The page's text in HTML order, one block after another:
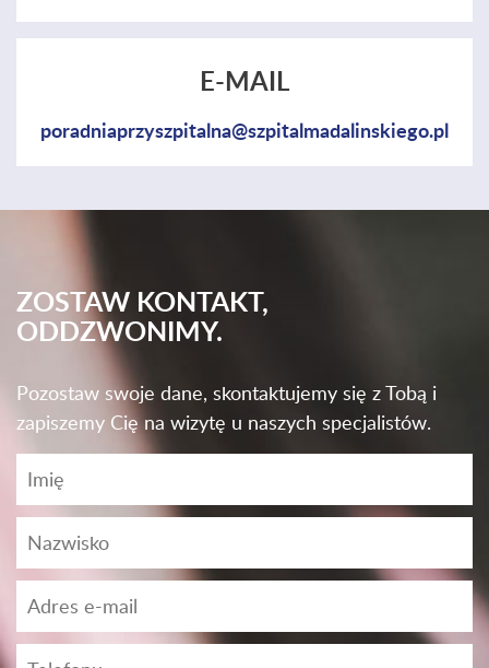
E-MAIL
poradniaprzyszpitalna@szpitalmadalinskiego.pl
ZOSTAW KONTAKT,
ODDZWONIMY.
Pozostaw swoje dane, skontaktujemy się z Tobą i
zapiszemy Cię na wizytę u naszych specjalistów.